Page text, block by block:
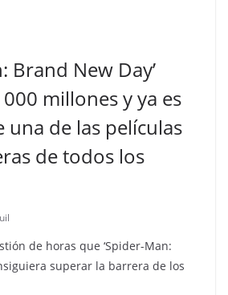
Brand New Day’
millones y ya es
una de las películas
de todos los
de horas que ‘Spider-Man:
superar la barrera de los